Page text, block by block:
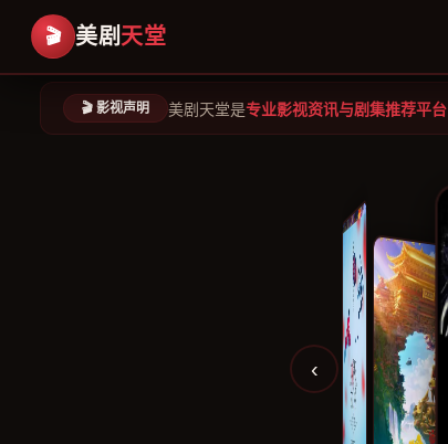
🎬 美剧天堂
🎬 影视声明 美剧天堂是专业影视资讯与剧集推荐平台
‹